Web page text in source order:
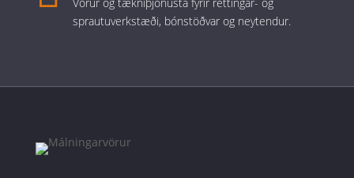
Vörur og tækniþjónusta fyrir réttingar- og
sprautuverkstæði, bónstöðvar og neytendur.